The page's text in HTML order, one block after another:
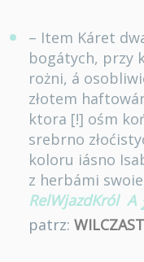
– Item Káret
bogátych, przy
rożni, á
złotem
ktora [!] ośm
srebrno
koloru iásno
z herbámi
RelWjazdKról A
patrz: